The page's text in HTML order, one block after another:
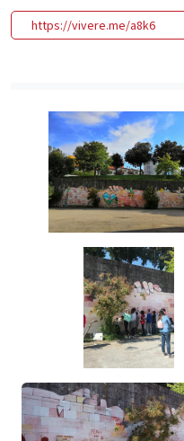
https://vivere.me/a8k6